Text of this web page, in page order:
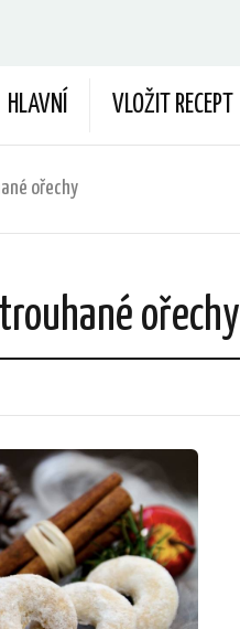
HLAVNÍ VLOŽIT RECEPT
ořechy
ořechy